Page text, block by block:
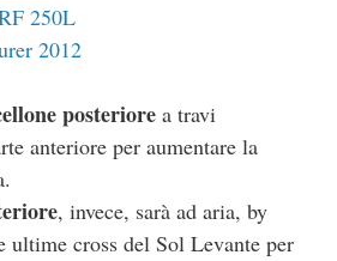
250L
2012
posteriore a travi
anteriore per aumentare la
, invece, sarà ad aria, by
ultime cross del Sol Levante per